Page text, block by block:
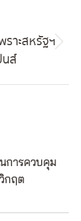
ราะสหรัฐฯ
ส์
การควบคุม
กฤต